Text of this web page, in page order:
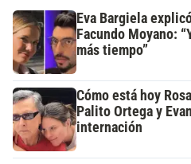
Eva Bargiela
Facundo Moyano:
más tiempo”
Cómo está hoy
Palito Ortega y
internación